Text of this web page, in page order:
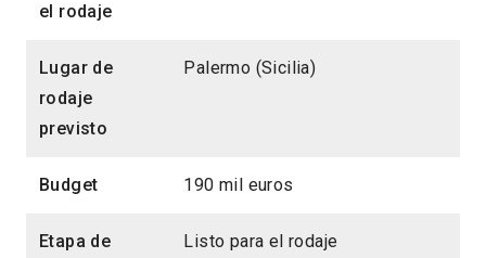
el rodaje
Lugar de
rodaje
previsto
Palermo (Sicilia)
Budget 190 mil euros
Etapa de
Listo para el rodaje